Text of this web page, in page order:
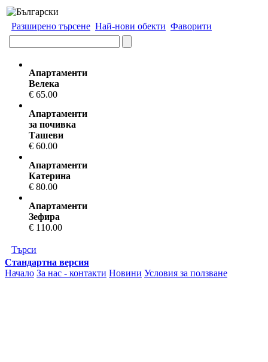
Разширено търсене Най-нови обекти Фаворити
Апартаменти
Велека
€ 65.00
Апартаменти
за почивка
Ташеви
€ 60.00
Апартаменти
Катерина
€ 80.00
Апартаменти
Зефира
€ 110.00
Търси
Стандартна версия
Начало За нас - контакти Новини Условия за ползване